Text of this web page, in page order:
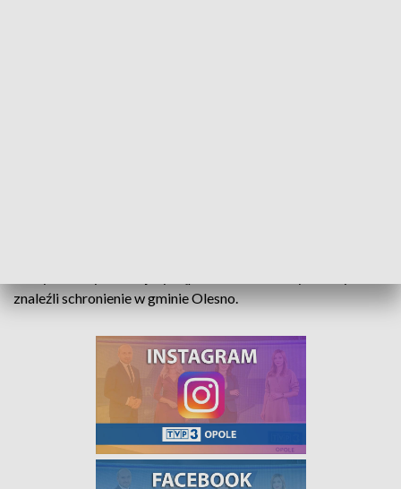
znaleźli schronienie w gminie Olesno.